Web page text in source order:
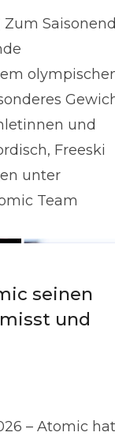
und
Freeski
unter
Team
seinen
und
– Atomic hat